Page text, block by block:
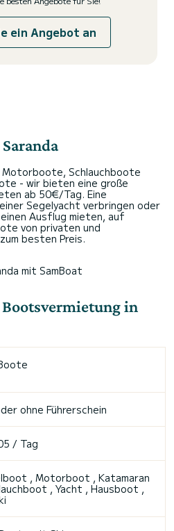
ein Angebot an
Schlauchboote
- wir bieten eine große
ab 50€/Tag. Eine
Segelyacht verbringen oder
Ausflug mieten, auf
von privaten und
besten Preis.
mit SamBoat
in
ohne Führerschein
/ Tag
, Motorboot , Katamaran
, Yacht , Hausboot ,